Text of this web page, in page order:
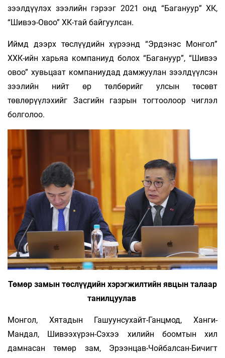
зээлдүүлэх зээлийн гэрээг 2021 онд “Багануур” ХК,
“Шивээ-Овоо” ХК-тай байгуулсан.
Иймд дээрх төслүүдийн хүрээнд “Эрдэнэс Монгол”
ХХК-ийн харьяа компаниуд болох “Багануур”, “Шивээ
овоо” хувьцаат компаниудад дамжуулан зээлдүүлсэн
зээлийн нийт өр төлбөрийг улсын төсөвт
төвлөрүүлэхийг Засгийн газрын тогтоолоор чиглэл
болголоо.
Төмөр замын төслүүдийн хэрэгжилтийн явцын талаар
танилцуулав
Монгол, Хятадын Гашуунсухайт-Ганцмод, Ханги-
Мандал, Шивээхүрэн-Сэхээ хилийн боомтын хил
дамнасан төмөр зам, Эрээнцав-Чойбалсан-Бичигт